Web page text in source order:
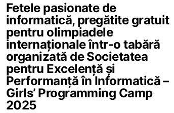
Fetele pasionate de
informatică, pregătite gratuit
pentru olimpiadele
internaționale într-o tabără
organizată de Societatea
pentru Excelență și
Performanță în Informatică –
Girls’ Programming Camp
2025